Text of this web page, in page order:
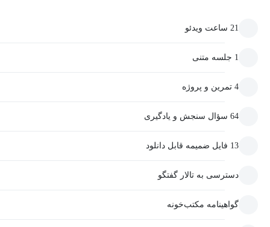
21 ساعت ویدئو
1 جلسه متنی
4 تمرین و پروژه
64 سؤال سنجش و یادگیری
13 فایل ضمیمه قابل دانلود
دسترسی به تالار گفتگو
گواهینامه مکتب‌خونه